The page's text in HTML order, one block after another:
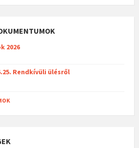
2026
Rendkívüli ülésről